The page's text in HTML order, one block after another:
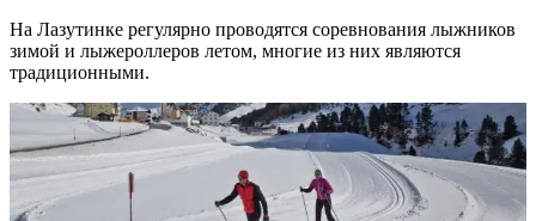
На Лазутинке регулярно проводятся соревнования лыжников
зимой и лыжероллеров летом, многие из них являются
традиционными.